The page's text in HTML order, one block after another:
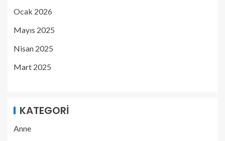
Ocak 2026
Mayıs 2025
Nisan 2025
Mart 2025
KATEGORI
Anne